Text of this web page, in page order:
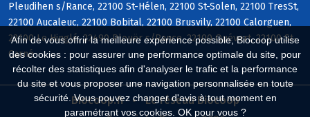
Afin de vous offrir la meilleure expérience possible, Biocoop utilise
des cookies : pour assurer une performance optimale du site, pour
récolter des statistiques afin d'analyser le trafic et la performance
du site et vous proposer une navigation personnalisée en toute
sécurité. Vous pouvez changer d'avis à tout moment en
paramétrant vos cookies. OK pour vous ?
Pleudihen s/Rance, 22100 St-Hélen, 22100 St-Solen, 22100 TresSt,
22100 Aucaleuc, 22100 Bobital, 22100 Brusvily, 22100 Calorguen,
22100 Le Hinglé, 22490 Plouër s/Rance, 22100 Quévert, 22100 St-
Carné
Biocoop.fr
Le réseau Biocoop